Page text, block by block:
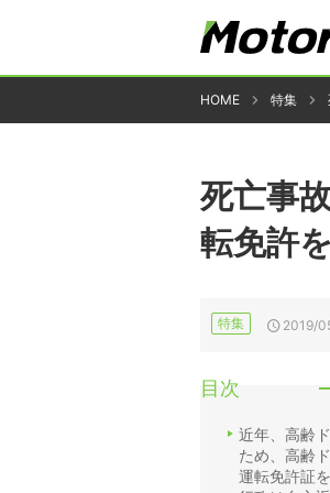
HOME 特集
死亡事
転免許
特集 2019/
目次
近年、高齢
ため、高齢
運転免許証